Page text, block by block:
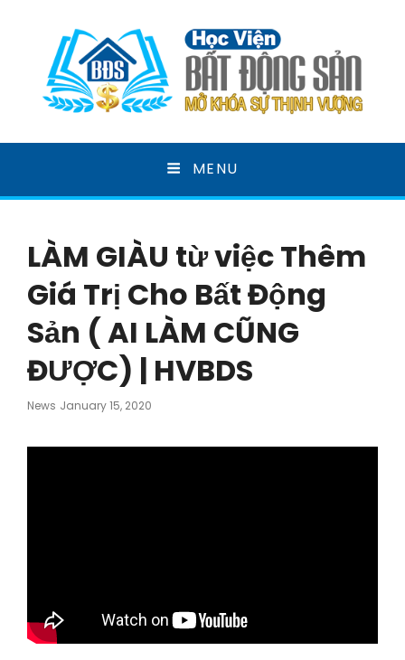
HỌC VIỆN BẤT ĐỘNG
SẢN
MENU
LÀM GIÀU từ việc Thêm
Giá Trị Cho Bất Động
Sản ( AI LÀM CŨNG
ĐƯỢC) | HVBDS
News Posted
January 15, 2020